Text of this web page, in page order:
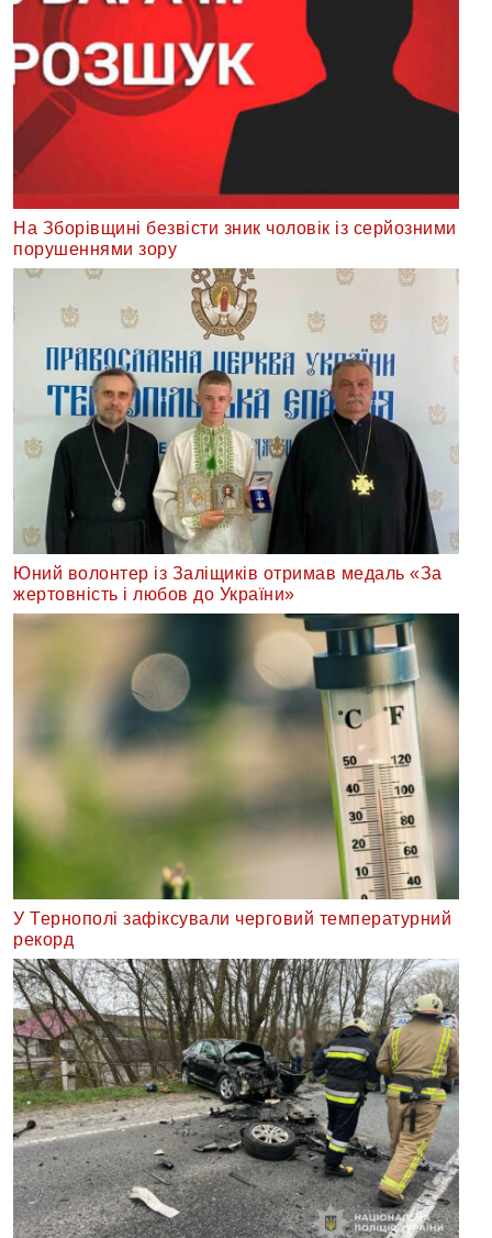
На Зборівщині безвісти зник чоловік із серйозними
порушеннями зору
Юний волонтер із Заліщиків отримав медаль «За
жертовність і любов до України»
У Тернополі зафіксували черговий температурний
рекорд